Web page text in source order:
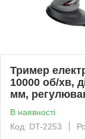
Тример
10000 об/хв,
мм,
В наявності
Код: DT-2253